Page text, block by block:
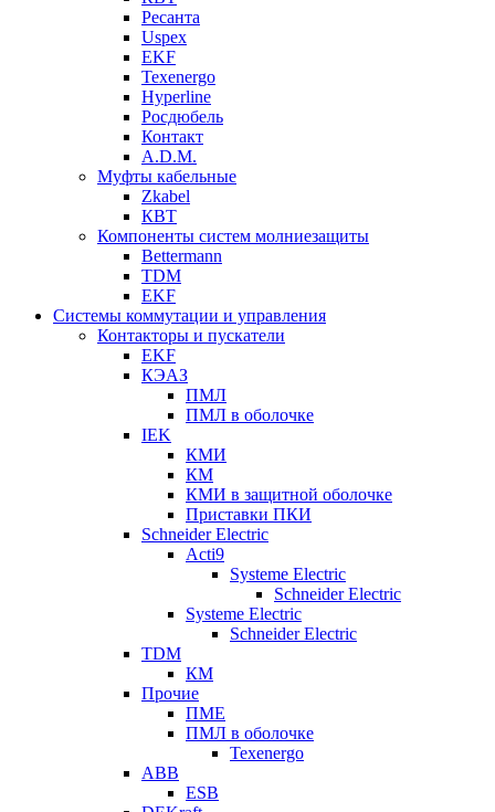
Ресанта
Uspex
EKF
Texenergo
Hyperline
Росдюбель
Контакт
A.D.M.
Муфты кабельные
Zkabel
КВТ
Компоненты систем молниезащиты
Bettermann
TDM
EKF
Системы коммутации и управления
Контакторы и пускатели
EKF
КЭАЗ
ПМЛ
ПМЛ в оболочке
IEK
КМИ
КМ
КМИ в защитной оболочке
Приставки ПКИ
Schneider Electric
Acti9
Systeme Electric
Schneider Electric
Systeme Electric
Schneider Electric
TDM
КМ
Прочие
ПМЕ
ПМЛ в оболочке
Texenergo
ABB
ESB